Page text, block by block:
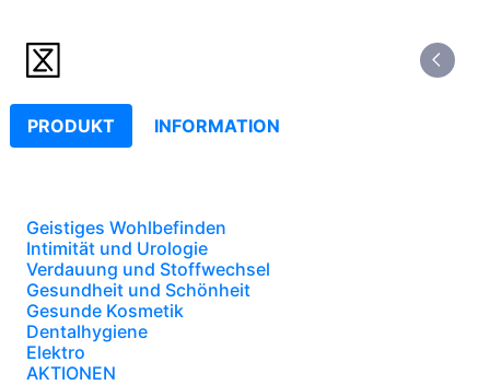
PRODUKT INFORMATION
Geistiges Wohlbefinden
Intimität und Urologie
Verdauung und Stoffwechsel
Gesundheit und Schönheit
Gesunde Kosmetik
Dentalhygiene
Elektro
AKTIONEN